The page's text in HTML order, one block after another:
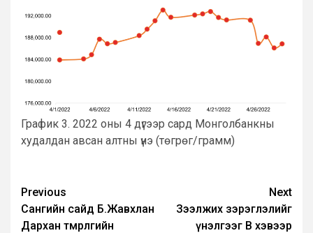
График 3. 2022 оны 4 дүгээр сард Монголбанкны
худалдан авсан алтны үнэ (төгрөг/грамм)
Post
navigation
Previous
Сангийн сайд Б.Жавхлан
Дархан төмөрлөгийн
Next
Зээлжих зэрэглэлийг
үнэлгээг B хэвээр